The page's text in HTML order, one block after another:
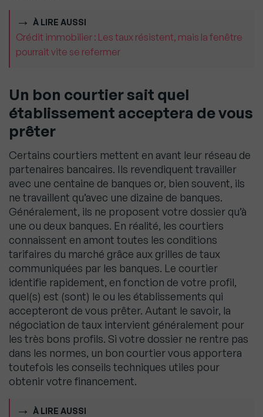
À LIRE AUSSI
Crédit immobilier : Les taux résistent, mais la fenêtre
pourrait vite se refermer
Un bon courtier sait quel
établissement acceptera de vous
prêter
Certains courtiers mettent en avant leur réseau de
partenaires bancaires. Ils revendiquent travailler
avec une centaine de banques or, bien souvent, ils
ne travaillent qu’avec une dizaine de banques.
Généralement, ils ne proposent votre dossier qu’à
une ou deux banques. En réalité, les courtiers
connaissent en amont toutes les conditions
tarifaires du marché grâce aux grilles de taux
communiquées par les banques. Le courtier
identifie rapidement, en fonction de votre profil,
quel(s) est (sont) le ou les établissements qui
accepteront de vous prêter. Autant le savoir, la
négociation de taux intervient généralement pour
les très bons profils. Si votre dossier ne rentre pas
dans les normes, un bon courtier vous apportera
toutefois les conseils techniques utiles pour
obtenir votre financement.
À LIRE AUSSI